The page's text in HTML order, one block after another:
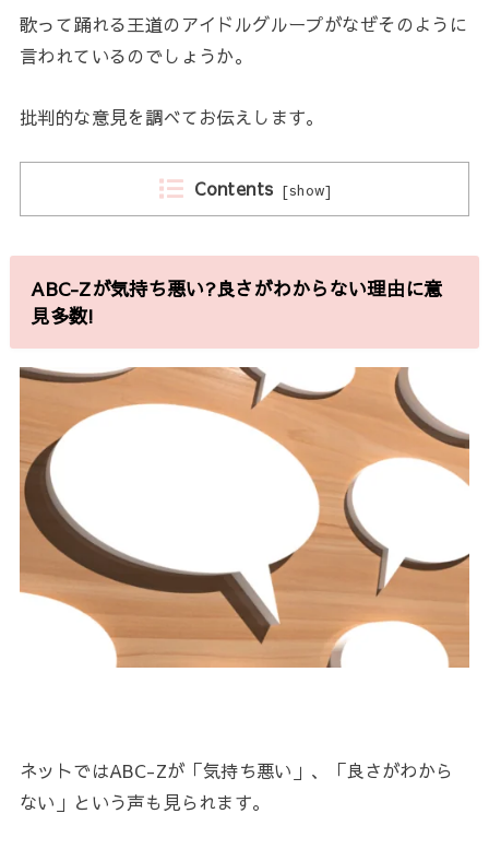
歌って踊れる王道のアイドルグループがなぜそのように
言われているのでしょうか。
批判的な意見を調べてお伝えします。
Contents [show]
ABC-Zが気持ち悪い?良さがわからない理由に意
見多数!
ネットではABC-Zが「気持ち悪い」、「良さがわから
ない」という声も見られます。